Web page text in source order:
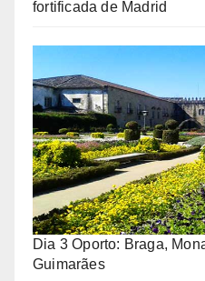
fortificada de Madrid
Dia 3 Oporto: Braga,
Guimarães